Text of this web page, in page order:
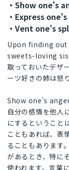
・Show one's
・Express
・Vent one's
Upon finding out
sweets-loving
取っておいたデザ
ーツ好きの姉は怒
Show one's anger
自分の感情を他人
にするということ
こともあれば、表
ることもあります
があるとき、特に
使われます。言葉